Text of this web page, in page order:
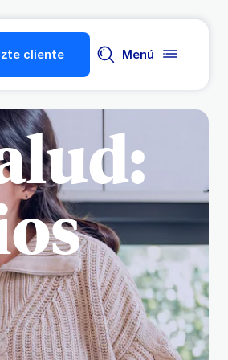
cliente Menú